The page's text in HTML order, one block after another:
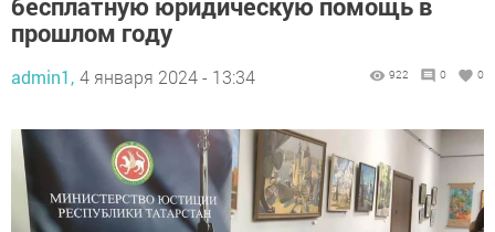
бесплатную юридическую помощь в
прошлом году
admin1, 4 января 2024 - 13:34 922 0 0